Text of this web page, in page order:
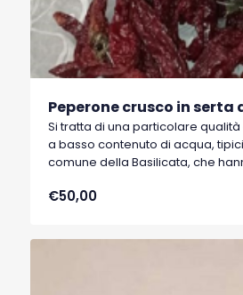
Peperone crusco in serta
Si tratta di una particolare
a basso contenuto di acqua,
comune della Basilicata, che
Protetta).
€50,00